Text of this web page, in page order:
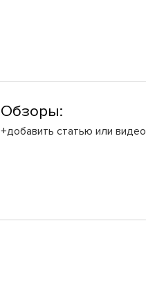
Обзоры:
+добавить статью или видео